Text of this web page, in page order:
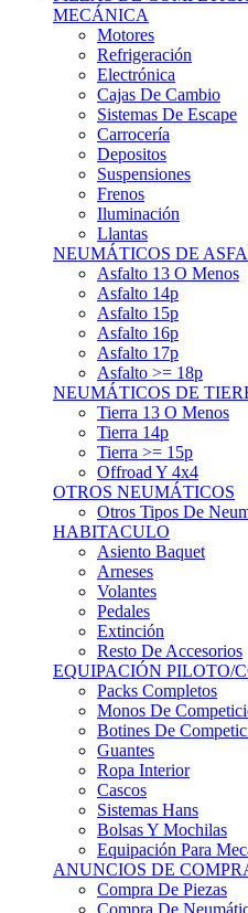
Motores
Refrigeración
Electrónica
Cajas De Cambio
Sistemas De Escape
Carrocería
Depositos
Suspensiones
Frenos
Iluminación
Llantas
NEUMÁTICOS DE
Asfalto 13 O Menos
Asfalto 14p
Asfalto 15p
Asfalto 16p
Asfalto 17p
Asfalto >= 18p
NEUMÁTICOS DE
Tierra 13 O Menos
Tierra 14p
Tierra >= 15p
Offroad Y 4x4
OTROS NEUMÁTICOS
Otros Tipos De
HABITACULO
Asiento Baquet
Arneses
Volantes
Pedales
Extinción
Resto De Accesorios
EQUIPACIÓN PILOTO/
Packs Completos
Monos De
Botines De
Guantes
Ropa Interior
Cascos
Sistemas Hans
Bolsas Y Mochilas
Equipación Para
ANUNCIOS DE
Compra De Piezas
Compra De
Compra De